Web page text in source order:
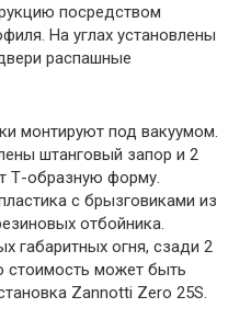
посредством
На углах установлены
распашные
монтируют под вакуумом.
штанговый запор и 2
Т-образную форму.
с брызговиками из
отбойника.
габаритных огня, сзади 2
стоимость может быть
Zannotti Zero 25S.